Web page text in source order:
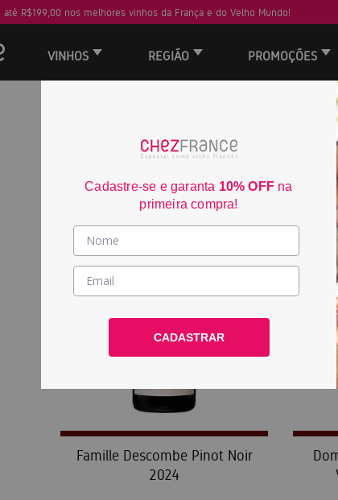
R$199,00 nos melhores vinhos da França e do Velho Mundo!
VINHOS REGIÃO PROMOÇÕES
29
Famille Descombe Pinot Noir
2024
Cadastre-se e garanta 10% OFF na
primeira compra!
CADASTRAR